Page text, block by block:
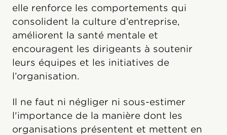
elle renforce les comportements qui
consolident la culture d’entreprise,
améliorent la santé mentale et
encouragent les dirigeants à soutenir
leurs équipes et les initiatives de
l’organisation.
Il ne faut ni négliger ni sous-estimer
l'importance de la manière dont les
organisations présentent et mettent en